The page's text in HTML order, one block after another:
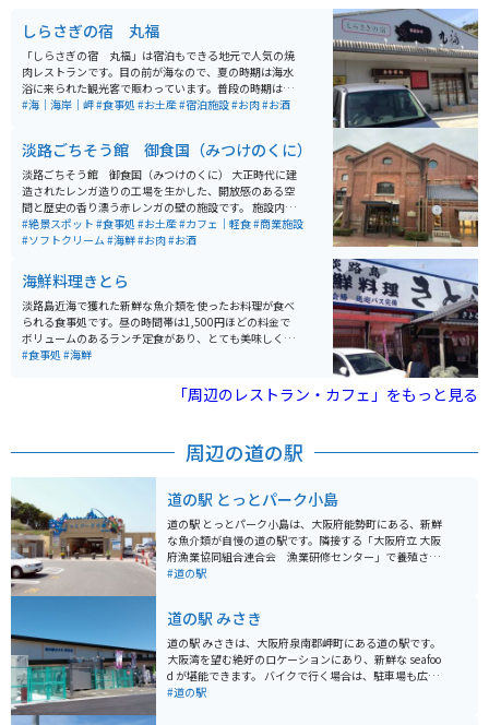
しらさぎの宿 丸福
「しらさぎの宿 丸福」は宿泊もできる地元で人気の焼
肉レストランです。目の前が海なので、夏の時期は海水
浴に来られた観光客で賑わっています。普段の時期は、
美味しい焼肉とともにハンバーグなどのランチメニュー
店です。
#海｜海岸｜岬#食事処 #お土産#宿泊施設#お肉#お酒
淡路ごちそう館 御食国（みつけのくに）
淡路ごちそう館 御食国（みつけのくに） 大正時代に建
造されたレンガ造りの工場を生かした、開放感のある空
間と歴史の香り漂う赤レンガの壁の施設です。 施設内に
は広々としたレストランと特産品店があり、レストラン
では地元の山海の幸を使った美味しい食事が楽しめま
ーフと淡路島の玉ねぎをふんだんに使った名物「淡路バ
ーガー」が食べれます。
#絶景スポット #食事処 #お土産#カフェ｜軽食#商業施設
#ソフトクリーム#海鮮#お肉#お酒
海鮮料理きとら
淡路島近海で獲れた新鮮な魚介類を使ったお料理が食べ
られる食事処です。昼の時間帯は1,500円ほどの料金で
ボリュームのあるランチ定食があり、とても美味しくい
ただけます。一品料理から各種定食、会席料金まで幅広
#食事処 #海鮮
「周辺のレストラン・カフェ」をもっと見る
周辺の道の駅
道の駅 とっとパーク小島
道の駅 とっとパーク小島は、大阪府能勢町にある、新鮮
な魚介類が自慢の道の駅です。隣接する「大阪府立 大阪
府漁業協同組合連合会 漁業研修センター」で養殖され
た、大阪産である「大阪湾とらふぐ」や、活きの良い魚
ふぐ定食や、新鮮な海の幸を使った丼ぶりや定食を楽し
むことができます。また、隣接する「フィッシングエリ
アとっとパーク小島」では、初心者でも気軽に釣りを楽
しむことができます。釣った魚は持ち帰ることも、その
場で調理してもらうこともできます。 バイクで行く場合
#道の駅
道の駅 みさき
道の駅 みさきは、大阪府泉南郡岬町にある道の駅です。
大阪湾を望む絶好のロケーションにあり、新鮮な seafoo
d が堪能できます。 バイクで行く場合は、駐車場も広く
停めやすいので安心です。潮風を感じながら、海岸線を
#道の駅